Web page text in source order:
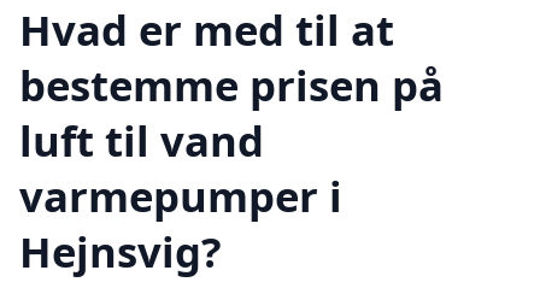
Hvad er med til at
bestemme prisen på
luft til vand
varmepumper i
Hejnsvig?